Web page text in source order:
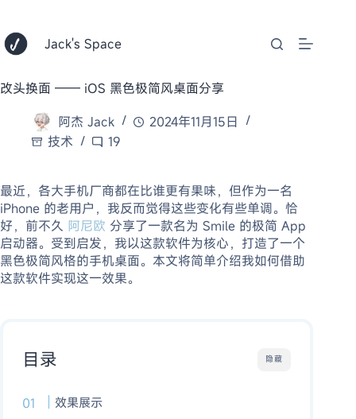
内
Jack's Space
改头换面 —— iOS 黑色极简风桌面分享
阿杰 Jack
2024年11月15日
技术
19
最近，各大手机厂商都在比谁更有果味，但作为一名
iPhone 的老用户，我反而觉得这些变化有些单调。恰
好，前不久 阿尼欧 分享了一款名为 Smile 的极简 App
启动器。受到启发，我以这款软件为核心，打造了一个
黑色极简风格的手机桌面。本文将简单介绍我如何借助
这款软件实现这一效果。
隐藏
目录
效果展示